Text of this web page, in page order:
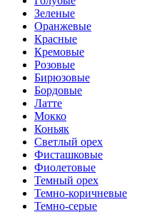
Зеленые
Оранжевые
Красные
Кремовые
Розовые
Бирюзовые
Бордовые
Латте
Мокко
Коньяк
Светлый орех
Фисташковые
Фиолетовые
Темный орех
Темно-коричневые
Темно-серые